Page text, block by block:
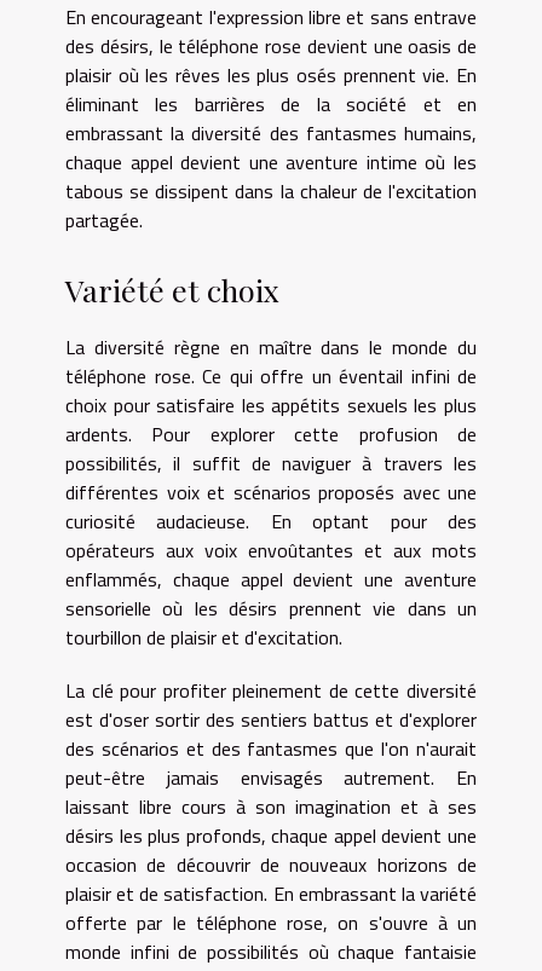
En encourageant l'expression libre et sans entrave
des désirs, le téléphone rose devient une oasis de
plaisir où les rêves les plus osés prennent vie. En
éliminant les barrières de la société et en
embrassant la diversité des fantasmes humains,
chaque appel devient une aventure intime où les
tabous se dissipent dans la chaleur de l'excitation
partagée.
Variété et choix
La diversité règne en maître dans le monde du
téléphone rose. Ce qui offre un éventail infini de
choix pour satisfaire les appétits sexuels les plus
ardents. Pour explorer cette profusion de
possibilités, il suffit de naviguer à travers les
différentes voix et scénarios proposés avec une
curiosité audacieuse. En optant pour des
opérateurs aux voix envoûtantes et aux mots
enflammés, chaque appel devient une aventure
sensorielle où les désirs prennent vie dans un
tourbillon de plaisir et d'excitation.
La clé pour profiter pleinement de cette diversité
est d'oser sortir des sentiers battus et d'explorer
des scénarios et des fantasmes que l'on n'aurait
peut-être jamais envisagés autrement. En
laissant libre cours à son imagination et à ses
désirs les plus profonds, chaque appel devient une
occasion de découvrir de nouveaux horizons de
plaisir et de satisfaction. En embrassant la variété
offerte par le téléphone rose, on s'ouvre à un
monde infini de possibilités où chaque fantaisie